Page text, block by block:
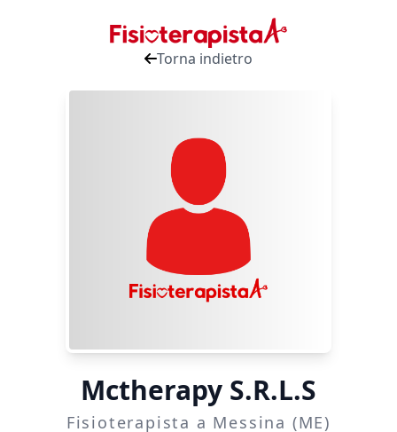
Torna indietro
Mctherapy S.R.L.S
Fisioterapista a Messina (ME)